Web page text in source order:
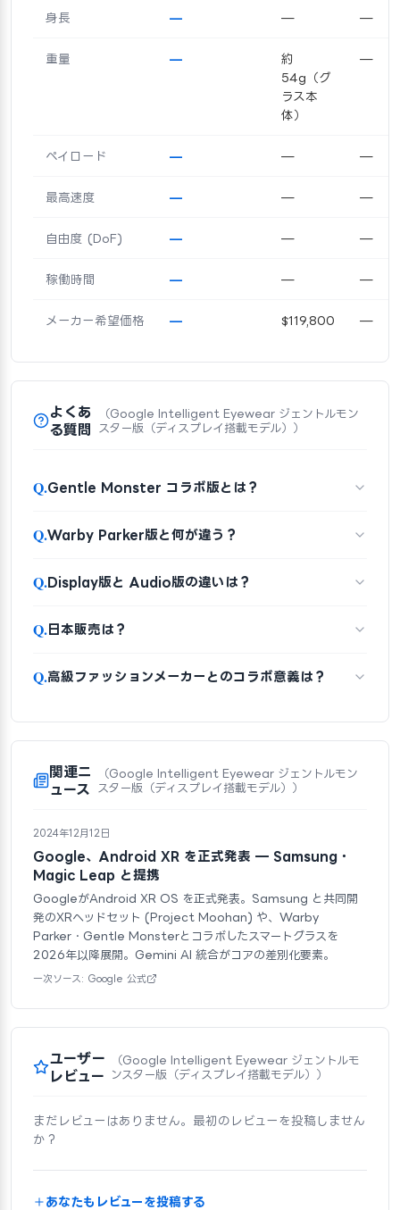
身長 — — —
重量 —
約
54g（グ
ラス本
体）
—
ペイロード — — —
最高速度 — — —
自由度 (DoF) — — —
稼働時間 — — —
メーカー希望価格 — $119,800 —
よくあ
る質問
（Google Intelligent Eyewear ジェントルモン
スター版（ディスプレイ搭載モデル））
Q.Gentle Monster コラボ版とは？
Q.Warby Parker版と何が違う？
Q.Display版と Audio版の違いは？
Q.日本販売は？
Q.高級ファッションメーカーとのコラボ意義は？
関連ニ
ュース
（Google Intelligent Eyewear ジェントルモン
スター版（ディスプレイ搭載モデル））
2024年12月12日
Google、Android XR を正式発表 — Samsung・
Magic Leap と提携
GoogleがAndroid XR OS を正式発表。Samsung と共同開
発のXRヘッドセット (Project Moohan) や、Warby
Parker・Gentle Monsterとコラボしたスマートグラスを
2026年以降展開。Gemini AI 統合がコアの差別化要素。
一次ソース: Google 公式
ユーザー
レビュー
（Google Intelligent Eyewear ジェントルモ
ンスター版（ディスプレイ搭載モデル））
まだレビューはありません。最初のレビューを投稿しません
か？
あなたもレビューを投稿する